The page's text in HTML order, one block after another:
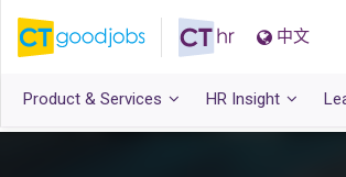
中文
Product & Services HR Insight